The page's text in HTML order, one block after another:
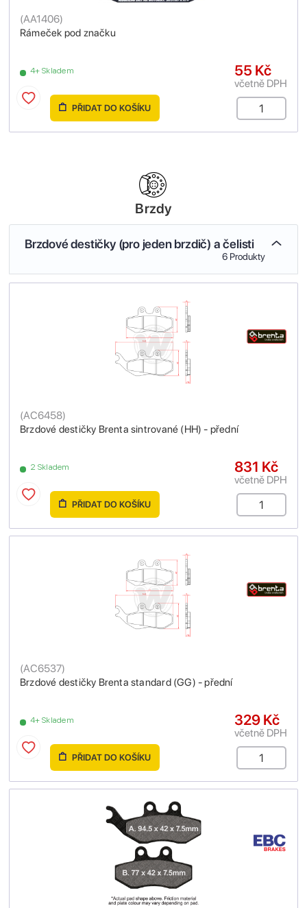
Rámeček pod značku
(AA1406)
4+ Skladem 55 Kč
včetně DPH
PŘIDAT DO KOŠÍKU
Brzdy
Brzdové destičky (pro jeden brzdič) a čelisti
6 Produkty
Brzdové destičky Brenta sintrované (HH) - přední
(AC6458)
2 Skladem 831 Kč
včetně DPH
PŘIDAT DO KOŠÍKU
Brzdové destičky Brenta standard (GG) - přední
(AC6537)
4+ Skladem 329 Kč
včetně DPH
PŘIDAT DO KOŠÍKU